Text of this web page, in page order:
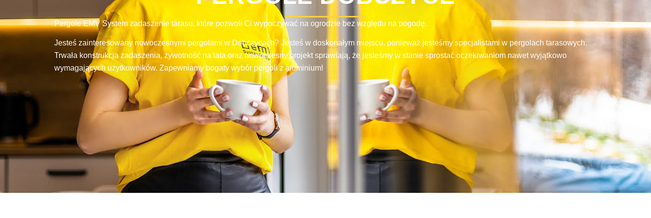
Pergole EMV System zadaszenie tarasu, które pozwoli Ci wypoczywać na ogrodzie bez względu na pogodę.
Jesteś zainteresowany nowoczesnymi pergolami w Dobczycach? Jesteś w doskonałym miejscu, ponieważ jesteśmy specjalistami w pergolach tarasowych.
Trwała konstrukcja zadaszenia, żywotność na lata oraz nowoczesny projekt sprawiają, że jesteśmy w stanie sprostać oczekiwaniom nawet wyjątkowo
wymagających użytkowników. Zapewniamy bogaty wybór pergoli z aluminium!